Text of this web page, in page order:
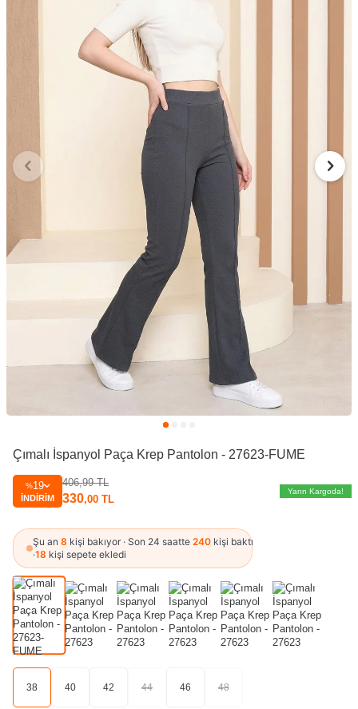
Çımalı İspanyol Paça Krep Pantolon - 27623-FUME
%19
İNDIRIM
406,99TL
330,00 TL
Yarın Kargoda!
Şu an 8 kişi bakıyor · Son 24 saatte 240 kişi baktı
·18 kişi sepete ekledi
38 40 42 44 46 48